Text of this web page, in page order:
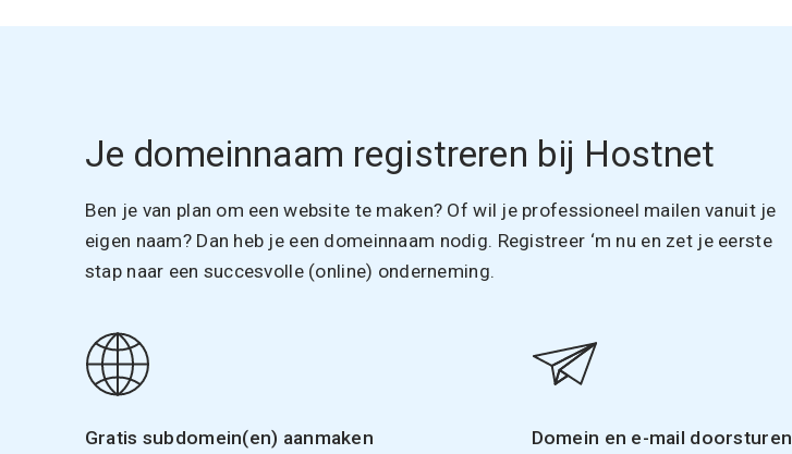
Je domeinnaam registreren bij Hostnet
Ben je van plan om een website te maken? Of wil je professioneel mailen vanuit je
eigen naam? Dan heb je een domeinnaam nodig. Registreer ‘m nu en zet je eerste
stap naar een succesvolle (online) onderneming.
Gratis subdomein(en) aanmaken Domein en e-mail doorsturen